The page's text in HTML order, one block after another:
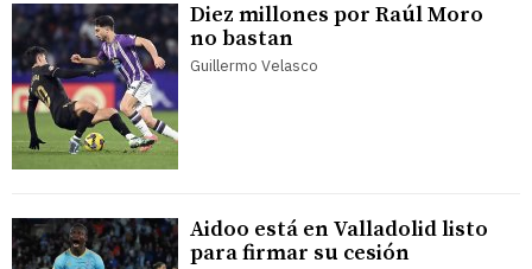
Diez millones por Raúl Moro
no bastan
Guillermo Velasco
Aidoo está en Valladolid listo
para firmar su cesión